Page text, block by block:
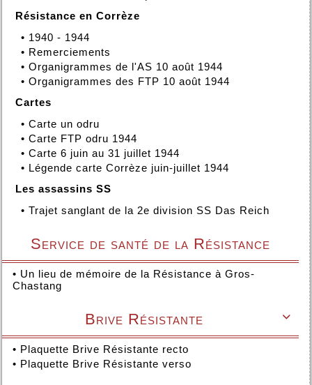
Résistance en Corrèze
• 1940 - 1944
• Remerciements
• Organigrammes de l'AS 10 août 1944
• Organigrammes des FTP 10 août 1944
Cartes
• Carte un odru
• Carte FTP odru 1944
• Carte 6 juin au 31 juillet 1944
• Légende carte Corrèze juin-juillet 1944
Les assassins SS
• Trajet sanglant de la 2e division SS Das Reich
Service de santé de la Résistance
• Un lieu de mémoire de la Résistance à Gros-
Chastang

Brive Résistante
• Plaquette Brive Résistante recto
• Plaquette Brive Résistante verso